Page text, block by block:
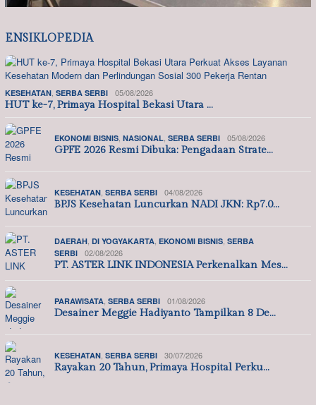
ENSIKLOPEDIA
KESEHATAN SERBA SERBI 05/08/2026
HUT ke-7, Primaya Hospital Bekasi Utara …
EKONOMI BISNIS NASIONAL SERBA SERBI 05/08/2026
GPFE 2026 Resmi Dibuka: Pengadaan Strate…
KESEHATAN SERBA SERBI 04/08/2026
BPJS Kesehatan Luncurkan NADI JKN: Rp7.0…
DAERAH DI YOGYAKARTA EKONOMI BISNIS SERBA
SERBI
02/08/2026
PT. ASTER LINK INDONESIA Perkenalkan Mes…
PARAWISATA SERBA SERBI 01/08/2026
Desainer Meggie Hadiyanto Tampilkan 8 De…
KESEHATAN SERBA SERBI 30/07/2026
Rayakan 20 Tahun, Primaya Hospital Perku…